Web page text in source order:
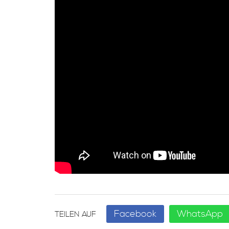
TEILEN AUF Facebook WhatsApp